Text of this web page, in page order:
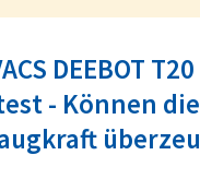
DEEBOT
- Können